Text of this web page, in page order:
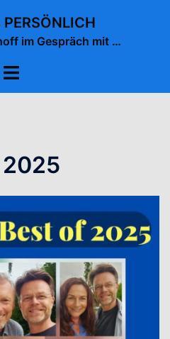
im Gespräch mit …
Menü